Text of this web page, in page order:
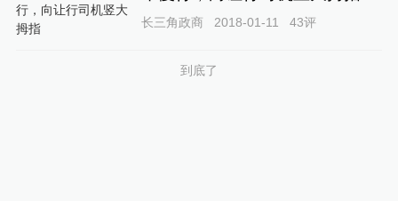
长三角政商 2018-01-11 43评
到底了